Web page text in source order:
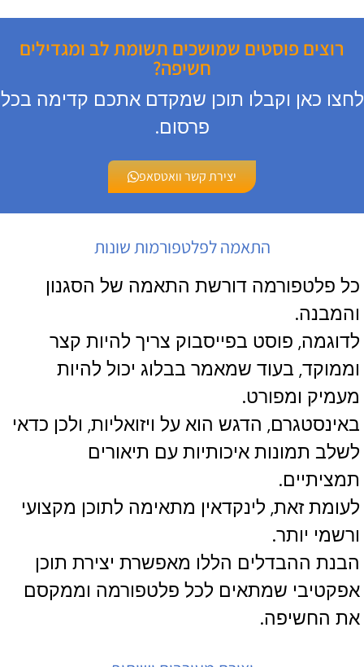
רוצים פוסטים שמושכים תשומת לב ומגדילים
חשיפה?
לחצו כאן וקבלו תוכן שמקדם אתכם קדימה בכל
פרסום.
יצירת קשר וואטסאפ
התאמה לפלטפורמות שונות
כל פלטפורמה דורשת התאמה של הסגנון
והמבנה.
לדוגמה, פוסט בפייסבוק צריך להיות קצר
וממוקד, בעוד שמאמר בבלוג יכול להיות
מעמיק ומפורט.
באינסטגרם, הדגש הוא על ויזואליות, ולכן כדאי
לשלב תמונות איכותיות עם תיאורים
תמציתיים.
לעומת זאת, לינקדאין מתאימה לתוכן מקצועי
ורשמי יותר.
הבנת ההבדלים הללו מאפשרת יצירת תוכן
אפקטיבי שמתאים לכל פלטפורמה וממקסם
את החשיפה.